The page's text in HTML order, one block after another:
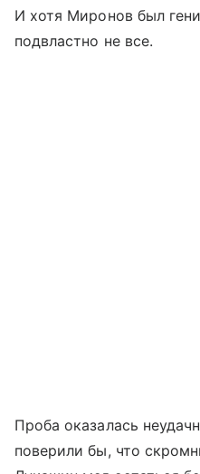
И хотя Миронов был
подвластно не все.
Проба оказалась
поверили бы, что